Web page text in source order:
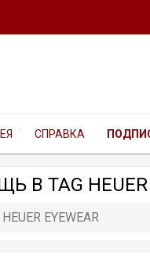
СПРАВКА
HEUER
EYEWEAR